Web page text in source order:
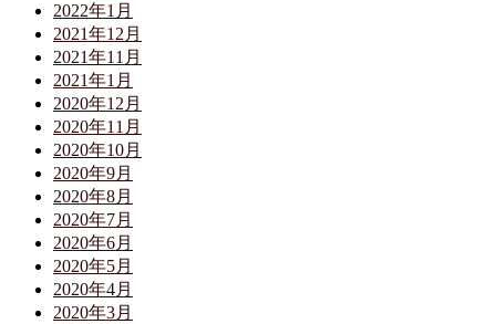
2022年1月
2021年12月
2021年11月
2021年1月
2020年12月
2020年11月
2020年10月
2020年9月
2020年8月
2020年7月
2020年6月
2020年5月
2020年4月
2020年3月